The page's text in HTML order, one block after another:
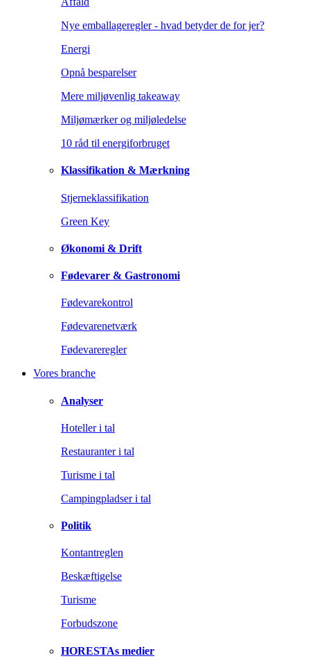
Nye emballageregler - hvad betyder de for jer?
Energi
Opnå besparelser
Mere miljøvenlig takeaway
Miljømærker og miljøledelse
10 råd til energiforbruget
Klassifikation & Mærkning
Stjerneklassifikation
Green Key
Økonomi & Drift
Fødevarer & Gastronomi
Fødevarekontrol
Fødevarenetværk
Fødevareregler
Vores branche
Analyser
Hoteller i tal
Restauranter i tal
Turisme i tal
Campingpladser i tal
Politik
Kontantreglen
Beskæftigelse
Turisme
Forbudszone
HORESTAs medier